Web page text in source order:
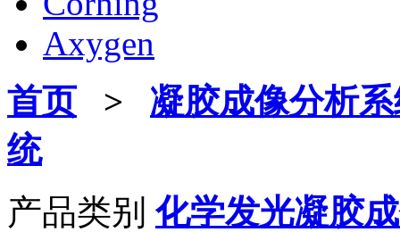
Axygen
首页 > 凝胶成像分析
统
产品类别 化学发光凝胶